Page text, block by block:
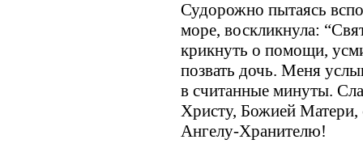
Судорожно пытаясь
море, воскликнула:
крикнуть о помощи,
позвать дочь. Меня
в считанные минуты.
Христу, Божией
Ангелу-Хранителю!